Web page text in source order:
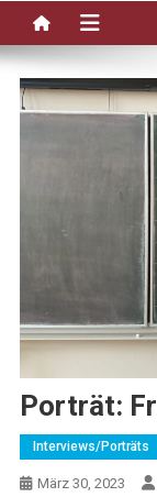
Porträt:
Interviews/Porträts
März 30, 2023